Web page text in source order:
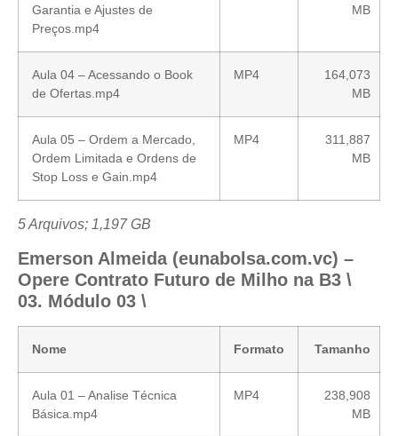
Garantia e Ajustes de
Preços.mp4
MB
Aula 04 – Acessando o Book
de Ofertas.mp4
MP4
164,073
MB
Aula 05 – Ordem a Mercado,
Ordem Limitada e Ordens de
Stop Loss e Gain.mp4
MP4
311,887
MB
5 Arquivos; 1,197 GB
Emerson Almeida (eunabolsa.com.vc) –
Opere Contrato Futuro de Milho na B3 \
03. Módulo 03 \
Nome Formato Tamanho
Aula 01 – Analise Técnica
Básica.mp4
MP4
238,908
MB